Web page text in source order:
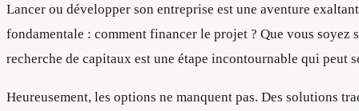
Lancer ou développer son entreprise est une aventure
fondamentale : comment financer le projet ? Que vous
recherche de capitaux est une étape incontournable qui peut
Heureusement, les options ne manquent pas. Des solutions